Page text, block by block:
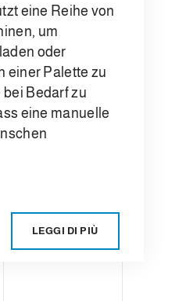
eine Reihe von
um
oder
einer Palette zu
Bedarf zu
eine manuelle
LEGGI DI PIÙ